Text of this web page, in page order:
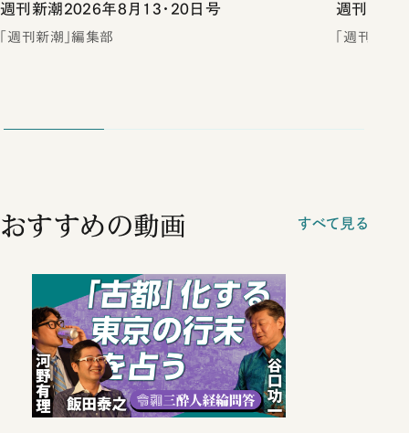
週刊新潮2026年8月13・20日号
「週刊新潮」編集部
週刊新潮
「週刊新潮
おすすめの動画 すべて見る